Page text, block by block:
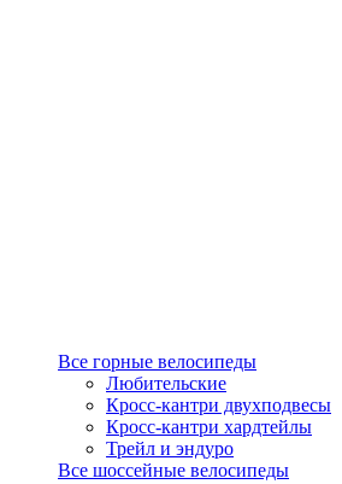
Все горные велосипеды
Любительские
Кросс-кантри двухподвесы
Кросс-кантри хардтейлы
Трейл и эндуро
Все шоссейные велосипеды